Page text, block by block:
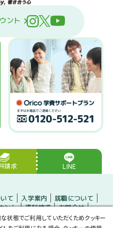
ント
請求 LINE
て 入学案内
就職について
ント 資料請求
お問合せ
保護者の方
企業の方
バシーポリシー サイトマップ
状態でご利用していただくためクッキー